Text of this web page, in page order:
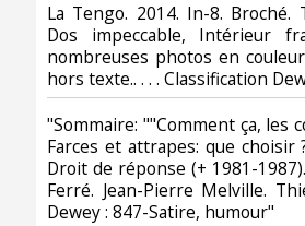
‎La Tengo. 2014. In-8.
Dos impeccable, Intérieur
nombreuses photos en
hors texte.. . . . Classification
‎"Sommaire: ""Comment ça, les
Farces et attrapes: que choisir
Droit de réponse (+ 1981-
Ferré. Jean-Pierre Melville.
Dewey : 847-Satire, humour"‎